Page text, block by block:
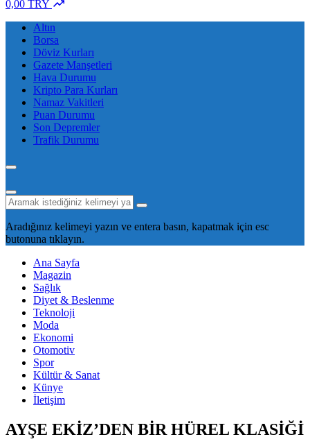
0,00 TRY
Altın
Borsa
Döviz Kurları
Gazete Manşetleri
Hava Durumu
Kripto Para Kurları
Namaz Vakitleri
Puan Durumu
Son Depremler
Trafik Durumu
Aradığınız kelimeyi yazın ve entera basın, kapatmak için esc
butonuna tıklayın.
Ana Sayfa
Magazin
Sağlık
Diyet & Beslenme
Teknoloji
Moda
Ekonomi
Otomotiv
Spor
Kültür & Sanat
Künye
İletişim
AYŞE EKİZ’DEN BİR HÜREL KLASİĞİ